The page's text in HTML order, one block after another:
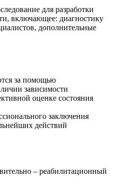
для разработки
включающее: диагностику
дополнительные
за помощью
зависимости
оценке состояния
заключения
действий
– реабилитационный